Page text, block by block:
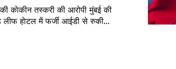
तस्करी की आरोपी मुंबई की
लीफ हाेटल में फर्जी आईडी से रुकी...